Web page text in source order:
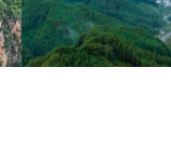
河北承德：金山
8月6日，河北承德，